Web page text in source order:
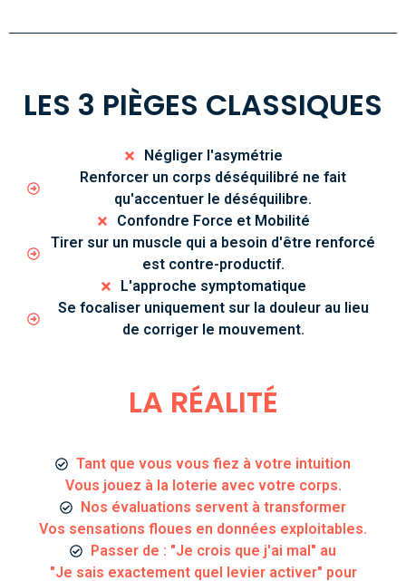
LES 3 PIÈGES CLASSIQUES
Négliger l'asymétrie
Renforcer un corps déséquilibré ne fait
qu'accentuer le déséquilibre.
Confondre Force et Mobilité
Tirer sur un muscle qui a besoin d'être renforcé
est contre-productif.
L'approche symptomatique
Se focaliser uniquement sur la douleur au lieu
de corriger le mouvement.
LA RÉALITÉ
Tant que vous vous fiez à votre intuition
Vous jouez à la loterie avec votre corps.
Nos évaluations servent à transformer
Vos sensations floues en données exploitables.
Passer de : "Je crois que j'ai mal" au
"Je sais exactement quel levier activer" pour